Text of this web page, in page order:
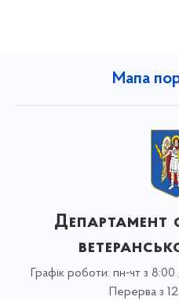
Мапа
Департамент
Графік роботи: пн-чт з
Перерва з